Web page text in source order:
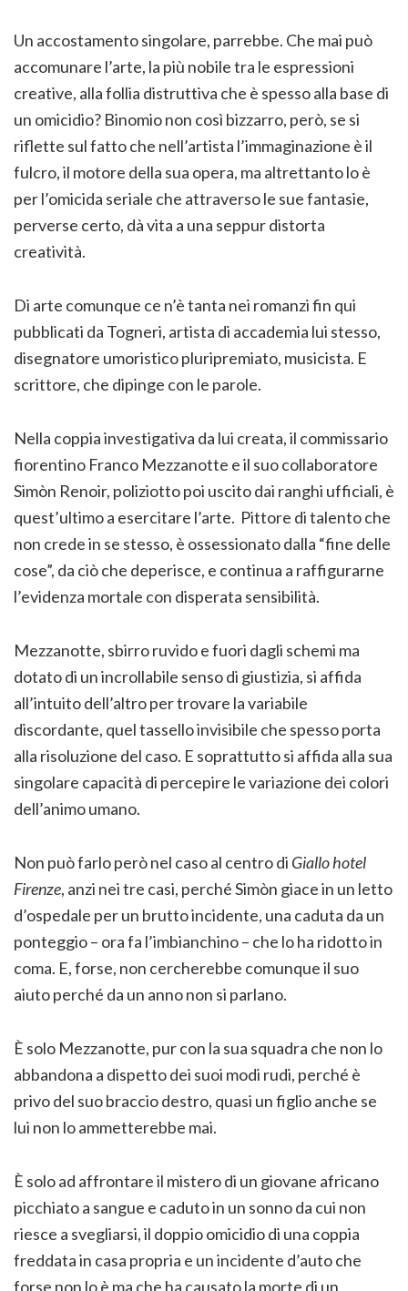
Un accostamento singolare, parrebbe. Che mai può
accomunare l’arte, la più nobile tra le espressioni
creative, alla follia distruttiva che è spesso alla base di
un omicidio? Binomio non così bizzarro, però, se si
riflette sul fatto che nell’artista l’immaginazione è il
fulcro, il motore della sua opera, ma altrettanto lo è
per l’omicida seriale che attraverso le sue fantasie,
perverse certo, dà vita a una seppur distorta
creatività.
Di arte comunque ce n’è tanta nei romanzi fin qui
pubblicati da Togneri, artista di accademia lui stesso,
disegnatore umoristico pluripremiato, musicista. E
scrittore, che dipinge con le parole.
Nella coppia investigativa da lui creata, il commissario
fiorentino Franco Mezzanotte e il suo collaboratore
Simòn Renoir, poliziotto poi uscito dai ranghi ufficiali, è
quest’ultimo a esercitare l’arte. Pittore di talento che
non crede in se stesso, è ossessionato dalla “fine delle
cose”, da ciò che deperisce, e continua a raffigurarne
l’evidenza mortale con disperata sensibilità.
Mezzanotte, sbirro ruvido e fuori dagli schemi ma
dotato di un incrollabile senso di giustizia, si affida
all’intuito dell’altro per trovare la variabile
discordante, quel tassello invisibile che spesso porta
alla risoluzione del caso. E soprattutto si affida alla sua
singolare capacità di percepire le variazione dei colori
dell’animo umano.
Non può farlo però nel caso al centro di Giallo hotel
Firenze, anzi nei tre casi, perché Simòn giace in un letto
d’ospedale per un brutto incidente, una caduta da un
ponteggio – ora fa l’imbianchino – che lo ha ridotto in
coma. E, forse, non cercherebbe comunque il suo
aiuto perché da un anno non si parlano.
È solo Mezzanotte, pur con la sua squadra che non lo
abbandona a dispetto dei suoi modi rudi, perché è
privo del suo braccio destro, quasi un figlio anche se
lui non lo ammetterebbe mai.
È solo ad affrontare il mistero di un giovane africano
picchiato a sangue e caduto in un sonno da cui non
riesce a svegliarsi, il doppio omicidio di una coppia
freddata in casa propria e un incidente d’auto che
forse non lo è ma che ha causato la morte di un